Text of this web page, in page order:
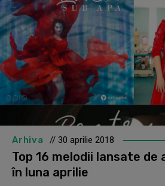
Arhiva // 30 aprilie 2018
Top 16 melodii lansate
în luna aprilie